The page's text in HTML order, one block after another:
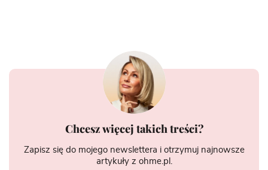
Chcesz więcej takich treści?
Zapisz się do mojego newslettera i otrzymuj najnowsze
artykuły z ohme.pl.